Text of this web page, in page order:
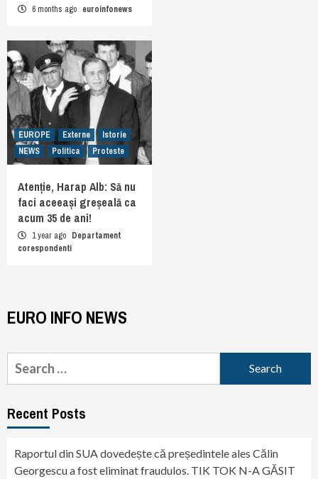
6 months ago euroinfonews
EUROPE Externe
Istorie
NEWS
Politica Proteste
Atenție, Harap Alb: Să nu
faci aceeași greșeală ca
acum 35 de ani!
1 year ago Departament
corespondenti
EURO INFO NEWS
Search
for:
Recent Posts
Raportul din SUA dovedește că președintele ales Călin
Georgescu a fost eliminat fraudulos. TIK TOK N-A GĂSIT